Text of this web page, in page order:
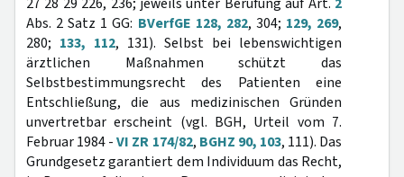
Abs. 2 Satz 1 GG: BVerfGE 128, 282, 304; 129, 269,
280; 133, 112, 131). Selbst bei lebenswichtigen
ärztlichen Maßnahmen schützt das
Selbstbestimmungsrecht des Patienten eine
Entschließung, die aus medizinischen Gründen
unvertretbar erscheint (vgl. BGH, Urteil vom 7.
Februar 1984 -VI ZR 174/82, BGHZ 90, 103, 111). Das
Grundgesetz garantiert dem Individuum das Recht,